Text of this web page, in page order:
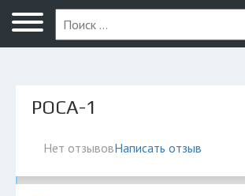
Ярославль
РОСА-1
Нет отзывовНаписать отзыв